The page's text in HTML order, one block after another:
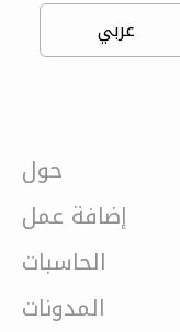
حول
إضافة عمل
الحاسبات
المدونات